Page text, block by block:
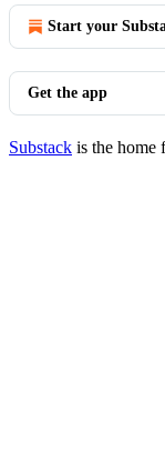
Start your
Get the app
Substack is the home